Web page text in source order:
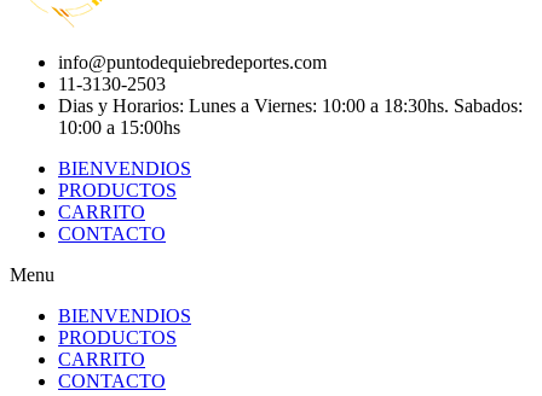
info@puntodequiebredeportes.com
11-3130-2503
Dias y Horarios: Lunes a Viernes: 10:00 a 18:30hs. Sabados:
10:00 a 15:00hs
BIENVENDIOS
PRODUCTOS
CARRITO
CONTACTO
Menu
BIENVENDIOS
PRODUCTOS
CARRITO
CONTACTO